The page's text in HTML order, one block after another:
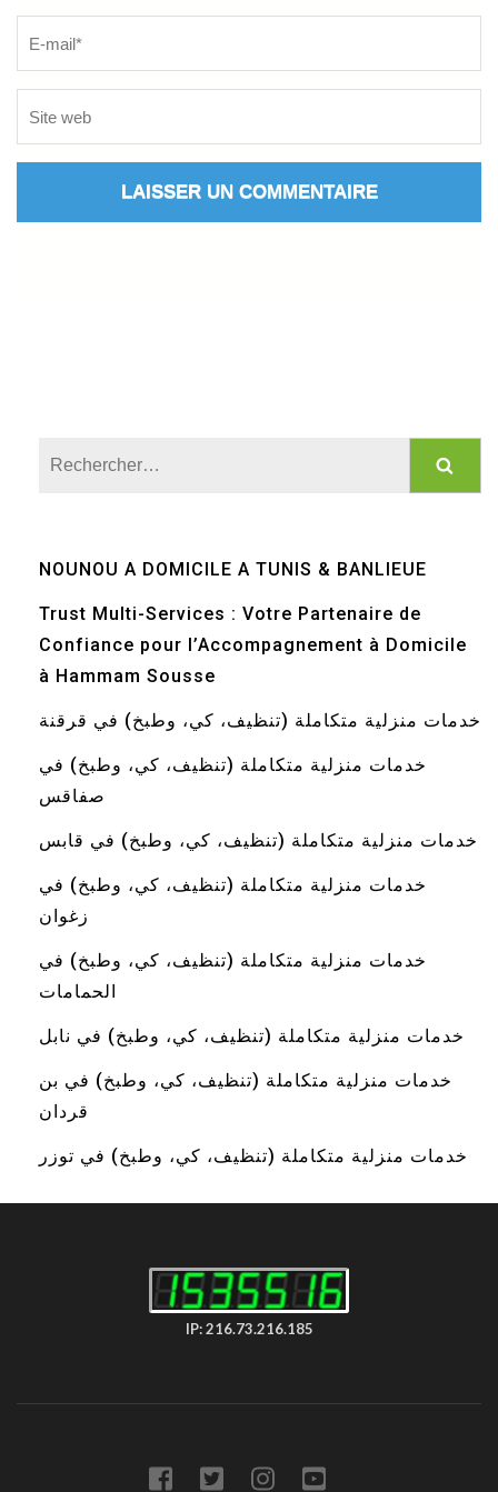
NOUNOU A DOMICILE A TUNIS & BANLIEUE
Trust Multi-Services : Votre Partenaire de
Confiance pour l’Accompagnement à Domicile
à Hammam Sousse
خدمات منزلية متكاملة (تنظيف، كي، وطبخ) في قرقنة
خدمات منزلية متكاملة (تنظيف، كي، وطبخ) في
صفاقس
خدمات منزلية متكاملة (تنظيف، كي، وطبخ) في قابس
خدمات منزلية متكاملة (تنظيف، كي، وطبخ) في
زغوان
خدمات منزلية متكاملة (تنظيف، كي، وطبخ) في
الحمامات
خدمات منزلية متكاملة (تنظيف، كي، وطبخ) في نابل
خدمات منزلية متكاملة (تنظيف، كي، وطبخ) في بن
قردان
خدمات منزلية متكاملة (تنظيف، كي، وطبخ) في توزر
IP: 216.73.216.185